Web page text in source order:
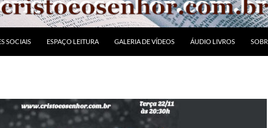
SOCIAIS ESPAÇO LEITURA GALERIA DE VÍDEOS ÁUDIO LIVROS